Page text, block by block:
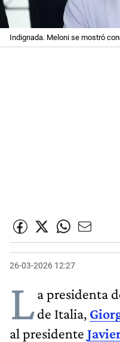
Indignada. Meloni se mostró
26-03-2026 12:27
La presidenta
de Italia,
al presidente